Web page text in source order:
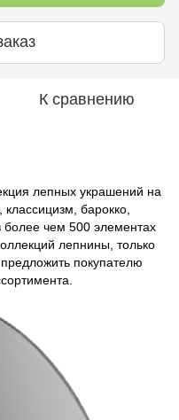
К сравнению
лепных украшений на
барокко,
чем 500 элементах
лепнины, только
покупателю